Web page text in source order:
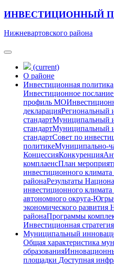
ИНВЕСТИЦИОННЫЙ
Нижневартовского района
(current)
О районе
Инвестиционная политика
Инвестиционное
профиль МО
декларацияРегиональный
стандартМуниципальный
стандартМуниципальный
стандартСовет по
политикеМуниципально-
КонцессияКонкуренция
комплаенсПлан
инвестиционного
районаРезультаты
инвестиционного
автономного округа-Югры
экономического развития
районаПрограммы
Инвестиционная стратегия
Муниципальный
Общая характеристика
образования
площадки Доступная